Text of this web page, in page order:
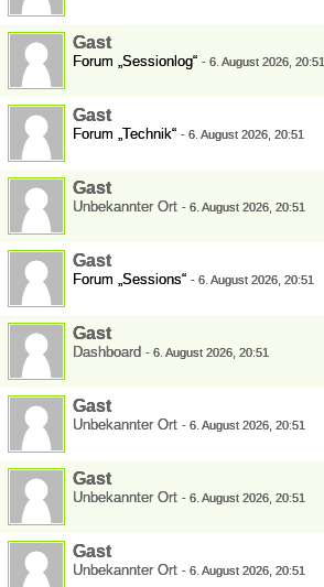
Gast
Forum „Sessionlog“ - 6. August 2026, 20:51
Gast
Forum „Technik“ - 6. August 2026, 20:51
Gast
Unbekannter Ort - 6. August 2026, 20:51
Gast
Forum „Sessions“ - 6. August 2026, 20:51
Gast
Dashboard - 6. August 2026, 20:51
Gast
Unbekannter Ort - 6. August 2026, 20:51
Gast
Unbekannter Ort - 6. August 2026, 20:51
Gast
Unbekannter Ort - 6. August 2026, 20:51